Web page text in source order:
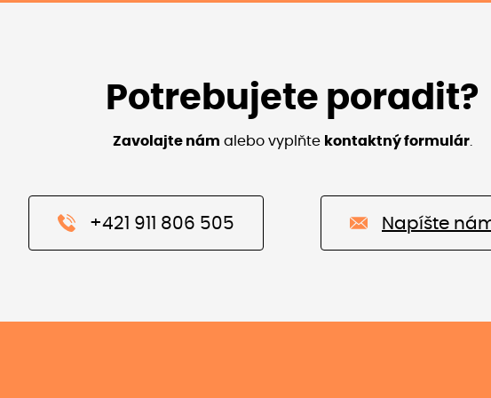
Potrebujete poradit?
Zavolajte nám alebo vyplňte kontaktný formulár.
+421 911 806 505 Napíšte